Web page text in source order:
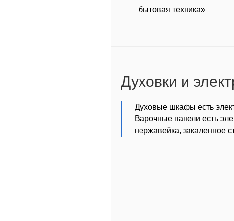
бытовая техника»
Духовки и
Духовые шкафы есть
Варочные панели есть
нержавейка, закаленное